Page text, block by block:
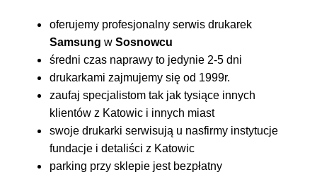
oferujemy profesjonalny serwis drukarek
Samsung w Sosnowcu
średni czas naprawy to jedynie 2-5 dni
drukarkami zajmujemy się od 1999r.
zaufaj specjalistom tak jak tysiące innych
klientów z Katowic i innych miast
swoje drukarki serwisują u nasfirmy instytucje
fundacje i detaliści z Katowic
parking przy sklepie jest bezpłatny